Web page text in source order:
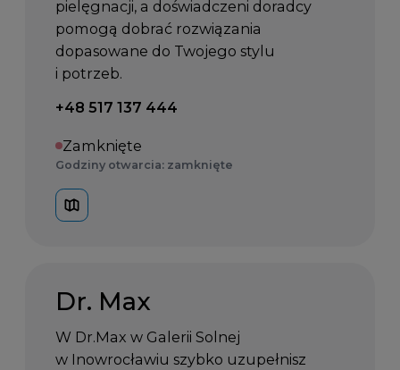
pielęgnacji, a doświadczeni doradcy
pomogą dobrać rozwiązania
dopasowane do Twojego stylu
i potrzeb.
Telefon kontaktowy:
+48 517 137 444
Zamknięte
Godziny otwarcia: zamknięte
Dr. Max
W Dr.Max w Galerii Solnej
w Inowrocławiu szybko uzupełnisz